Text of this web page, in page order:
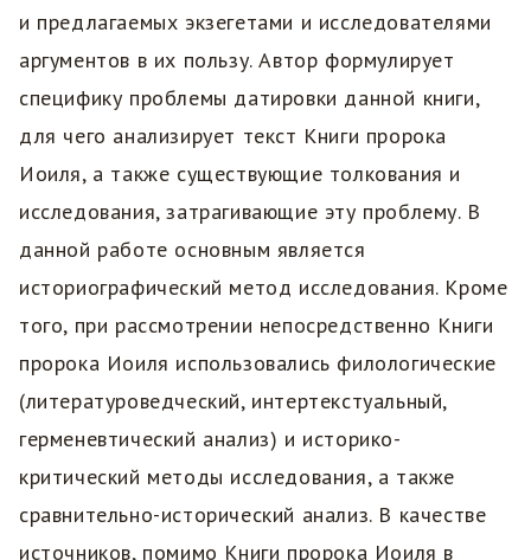
и предлагаемых экзегетами и исследователями
аргументов в их пользу. Автор формулирует
специфику проблемы датировки данной книги,
для чего анализирует текст Книги пророка
Иоиля, а также существующие толкования и
исследования, затрагивающие эту проблему. В
данной работе основным является
историографический метод исследования. Кроме
того, при рассмотрении непосредственно Книги
пророка Иоиля использовались филологические
(литературоведческий, интертекстуальный,
герменевтический анализ) и историко-
критический методы исследования, а также
сравнительно-исторический анализ. В качестве
источников, помимо Книги пророка Иоиля в